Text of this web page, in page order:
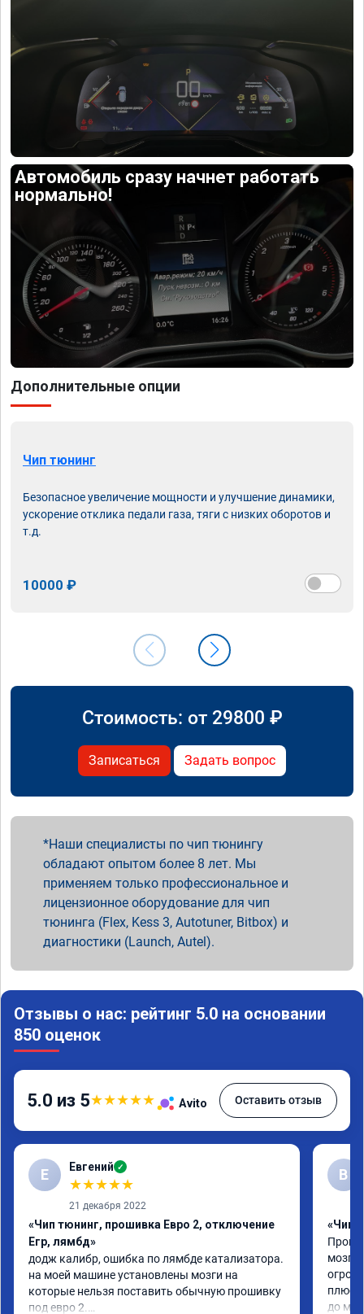
Автомобиль сразу начнет работать
нормально!
Дополнительные опции
Чип тюнинг
Безопасное увеличение мощности и улучшение динамики,
ускорение отклика педали газа, тяги с низких оборотов и
т.д.
10000 ₽
Стоимость: от 29800 ₽
Записаться Задать вопрос
Наши специалисты по чип тюнингу
обладают опытом более 8 лет. Мы
применяем только профессиональное и
лицензионное оборудование для чип
тюнинга (Flex, Kess 3, Autotuner, Bitbox) и
диагностики (Launch, Autel).
Отзывы о нас: рейтинг 5.0 на основании
850 оценок
5.0 из 5★★★★★ Avito Оставить отзыв
Е Евгений ✓
★★★★★
21 декабря 2022
«Чип тюнинг, прошивка Евро 2, отключение
Егр, лямбд»
додж калибр, ошибка по лямбде катализатора.
на моей машине установлены мозги на
которые нельзя поставить обычную прошивку
под евро 2.
В
«Чип
плюс
до